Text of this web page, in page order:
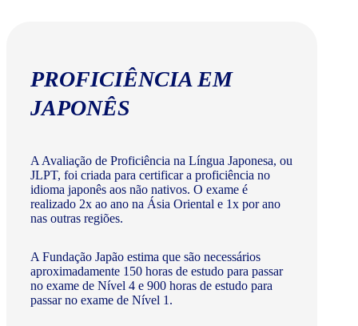
PROFICIÊNCIA EM
JAPONÊS
A Avaliação de Proficiência na Língua Japonesa, ou
JLPT, foi criada para certificar a proficiência no
idioma japonês aos não nativos. O exame é
realizado 2x ao ano na Ásia Oriental e 1x por ano
nas outras regiões.
A Fundação Japão estima que são necessários
aproximadamente 150 horas de estudo para passar
no exame de Nível 4 e 900 horas de estudo para
passar no exame de Nível 1.